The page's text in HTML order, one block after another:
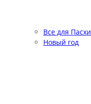
Все для Пасхи
Новый год